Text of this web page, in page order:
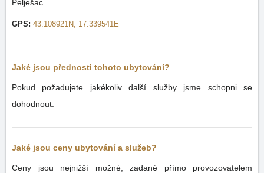
Pelješac.
GPS: 43.108921N, 17.339541E
Jaké jsou přednosti tohoto ubytování?
Pokud požadujete jakékoliv další služby jsme schopni se
dohodnout.
Jaké jsou ceny ubytování a služeb?
Ceny jsou nejnižší možné, zadané přímo provozovatelem